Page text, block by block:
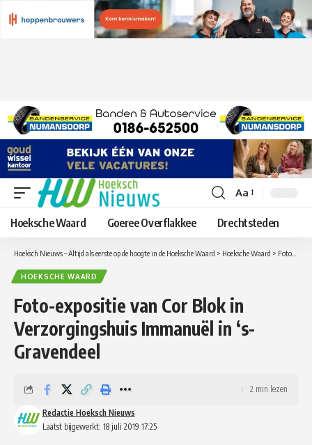
Lettergrootte
aanpassen
Aa
Hoeksche Waard Goeree Overflakkee Drechtsteden
Hoeksch Nieuws – Altijd als eerste op de hoogte in de Hoeksche Waard > Hoeksche Waard > Foto-expositie van Cor Blok in Verzorgingshuis Immanuël in ‘s-Gravendeel
HOEKSCHE WAARD
Foto-expositie van Cor Blok in
Verzorgingshuis Immanuël in ‘s-
Gravendeel
Laatst bijgewerkt: 18 juli 2019 17:25
Redactie Hoeksch Nieuws
2 min lezen